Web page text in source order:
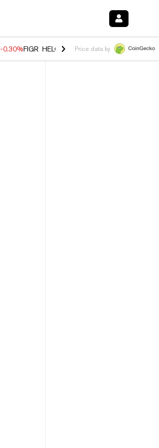
-0.30%FIGR_HELOC $1.02 -0.80% HYPE $55.93
Price data by